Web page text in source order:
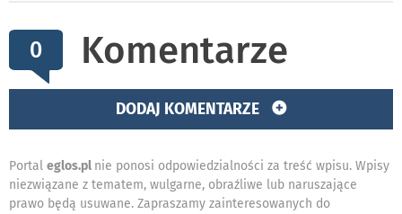
0 Komentarze
DODAJ KOMENTARZE
Portal eglos.pl nie ponosi odpowiedzialności za treść wpisu. Wpisy
niezwiązane z tematem, wulgarne, obraźliwe lub naruszające
prawo będą usuwane. Zapraszamy zainteresowanych do